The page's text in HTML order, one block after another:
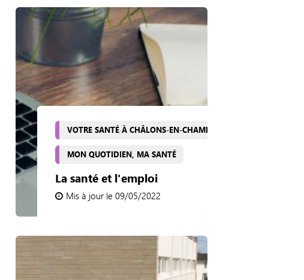
VOTRE SANTÉ À CHÂLONS-EN-CHAMPAGNE
MON QUOTIDIEN, MA SANTÉ
La santé et l'emploi
Mis à jour le 09/05/2022